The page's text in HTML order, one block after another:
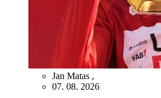
Jan Matas ,
07. 08. 2026